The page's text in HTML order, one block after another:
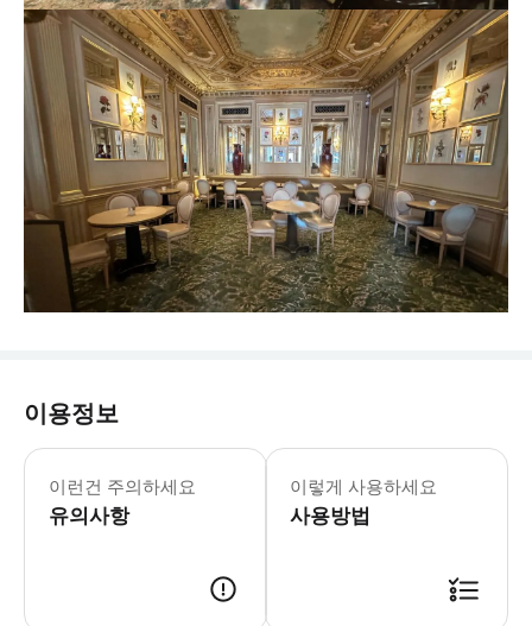
이용정보
이런건 주의하세요
유의사항
이렇게 사용하세요
사용방법